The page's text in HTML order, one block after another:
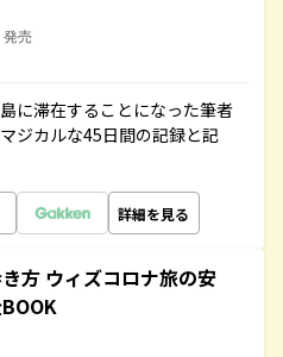
発売
に滞在することになった筆者
ジカルな45日間の記録と記
詳細を見る
方 ウィズコロナ旅の安